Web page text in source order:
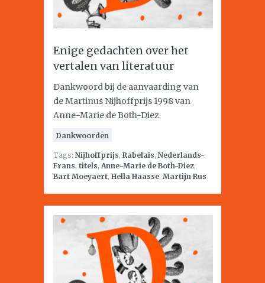
Enige gedachten over het
vertalen van literatuur
Dankwoord bij de aanvaarding van
de Martinus Nijhoffprijs 1998 van
Anne-Marie de Both-Diez
Dankwoorden
Tags: Nijhoffprijs, Rabelais, Nederlands-
Frans, titels, Anne-Marie de Both-Diez,
Bart Moeyaert, Hella Haasse, Martijn Rus